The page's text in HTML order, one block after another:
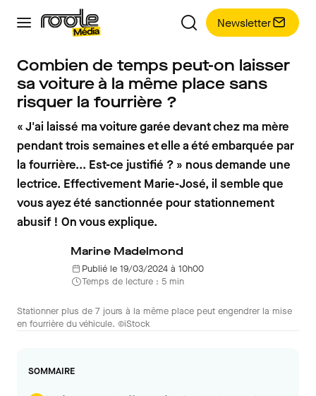
Newsletter
Combien de temps peut-on laisser
sa voiture à la même place sans
risquer la fourrière ?
« J'ai laissé ma voiture garée devant chez ma mère
pendant trois semaines et elle a été embarquée par
la fourrière... Est-ce justifié ? » nous demande une
lectrice. Effectivement Marie-José, il semble que
vous ayez été sanctionnée pour stationnement
abusif ! On vous explique.
Marine Madelmond
Publié le 19/03/2024 à 10h00
Temps de lecture : 5 min
Stationner plus de 7 jours à la même place peut engendrer la mise
en fourrière du véhicule. ©iStock
SOMMAIRE